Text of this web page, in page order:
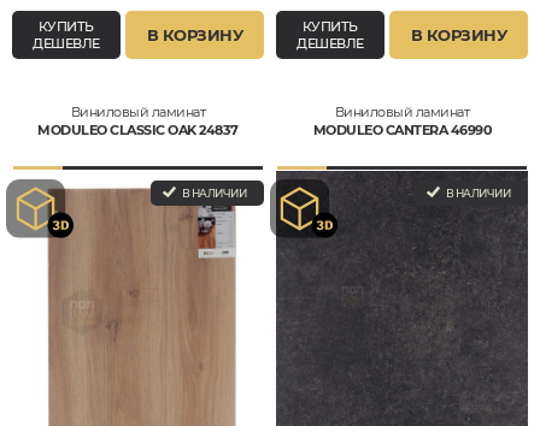
КУПИТЬ
ДЕШЕВЛЕ
В КОРЗИНУ
КУПИТЬ
ДЕШЕВЛЕ
В КОРЗИНУ
Виниловый ламинат
MODULEO CLASSIC OAK 24837
В НАЛИЧИИ
Виниловый ламинат
MODULEO CANTERA 46990
В НАЛИЧИИ